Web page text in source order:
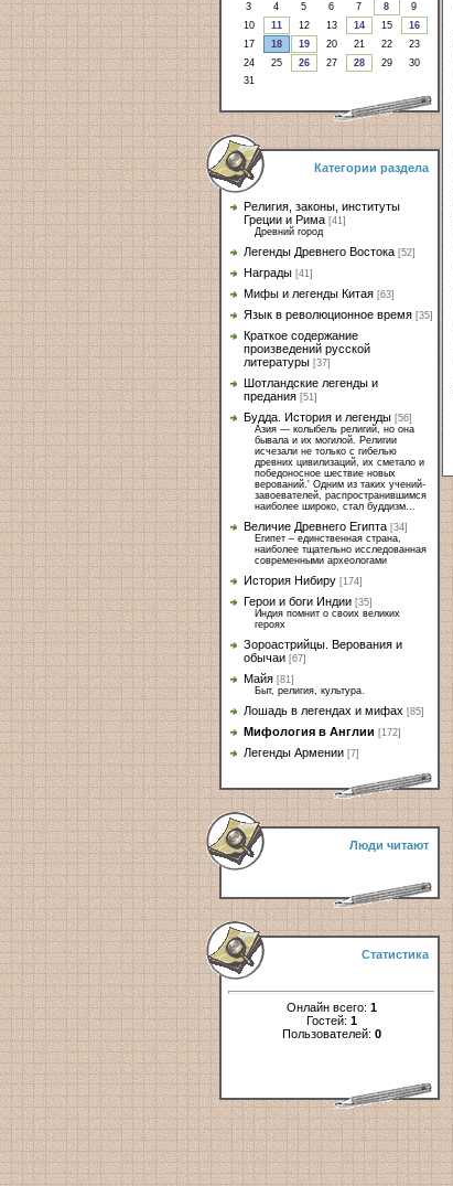
3
4 5 6 7 8
9
10
11 12 13 14 15
16
17
18 19 20 21 22
23
24
25 26 27 28 29
30
31
Категории раздела
Религия, законы, институты
Греции и Рима [41]
Древний город
Легенды Древнего Востока [52]
Награды [41]
Мифы и легенды Китая [63]
Язык в революционное время [35]
Краткое содержание
произведений русской
литературы [37]
Шотландские легенды и
предания [51]
Будда. История и легенды [56]
Азия — колыбель религий, но она
бывала и их могилой. Религии
исчезали не только с гибелью
древних цивилизаций, их сметало и
победоносное шествие новых
верований.' Одним из таких учений-
завоевателей, распространившимся
наиболее широко, стал буддизм...
Величие Древнего Египта [34]
Египет – единственная страна,
наиболее тщательно исследованная
современными археологами
История Нибиру [174]
Герои и боги Индии [35]
Индия помнит о своих великих
героях
Зороастрийцы. Верования и
обычаи [67]
Майя [81]
Быт, религия, культура.
Лошадь в легендах и мифах [85]
Мифология в Англии [172]
Легенды Армении [7]
Люди читают
Статистика
Онлайн всего: 1
Гостей: 1
Пользователей: 0